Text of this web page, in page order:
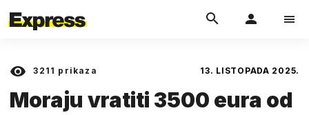
3211 prikaza 13. LISTOPADA 2025.
Moraju vratiti 3500 eura od